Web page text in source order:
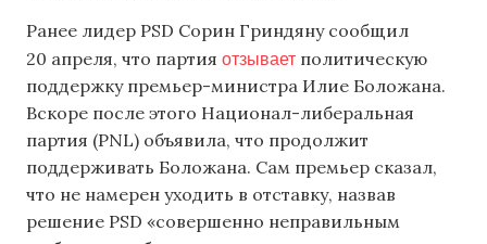
Ранее лидер PSD Сорин Гриндяну сообщил
20 апреля, что партия отзывает политическую
поддержку премьер-министра Илие Боложана.
Вскоре после этого Национал-либеральная
партия (PNL) объявила, что продолжит
поддерживать Боложана. Сам премьер сказал,
что не намерен уходить в отставку, назвав
решение PSD «совершенно неправильным